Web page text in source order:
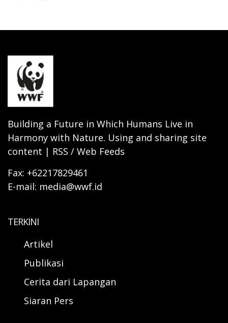
Building a Future in Which Humans Live in
Harmony with Nature. Using and sharing site
content | RSS / Web Feeds
Fax: +62217829461
E-mail: media@wwf.id
TERKINI
Artikel
Publikasi
Cerita dari Lapangan
Siaran Pers